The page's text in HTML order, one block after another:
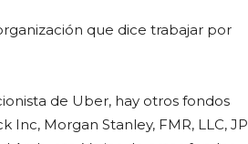
que dice trabajar por
de Uber, hay otros fondos
Morgan Stanley, FMR, LLC, JP